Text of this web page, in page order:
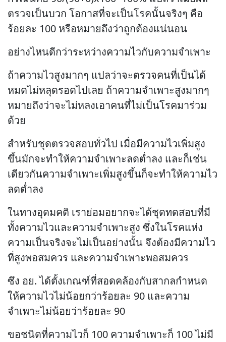
ตรวจเป็นบวก โอกาสที่จะเป็นโรคนั้นจริงๆ คือ
ร้อยละ 100 หรือหมายถึงว่าถูกต้องแน่นอน
อย่างไหนดีกว่าระหว่างความไวกับความจำเพาะ
ถ้าความไวสูงมากๆ แปลว่าจะตรวจคนที่เป็นได้
หมดไม่หลุดรอดไปเลย ถ้าความจำเพาะสูงมากๆ
หมายถึงว่าจะไม่หลงเอาคนที่ไม่เป็นโรคมาร่วม
ด้วย
สำหรับชุดตรวจสอบทั่วไป เมื่อมีความไวเพิ่มสูง
ขึ้นมักจะทำให้ความจำเพาะลดต่ำลง และก็เช่น
เดียวกันความจำเพาะเพิ่มสูงขึ้นก็จะทำให้ความไว
ลดต่ำลง
ในทางอุดมคติ เราย่อมอยากจะได้ชุดทดสอบที่มี
ทั้งความไวและความจำเพาะสูง ซึ่งในโรคแห่ง
ความเป็นจริงจะไม่เป็นอย่างนั้น จึงต้องมีความไว
ที่สูงพอสมควร และความจำเพาะพอสมควร
ซึง อย. ได้ตั้งเกณฑ์ที่สอดคล้องกับสากลกำหนด
ให้ความไวไม่น้อยกว่าร้อยละ 90 และความ
จำเพาะไม่น้อยว่าร้อยละ 90
ขอชนิดที่ความไวก็ 100 ความจำเพาะก็ 100 ไม่มี